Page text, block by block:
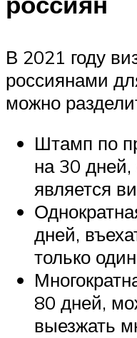
В 2021 году
россиянами
можно
Штамп по
на 30
является
дней,
только
80 дней,
выезжать